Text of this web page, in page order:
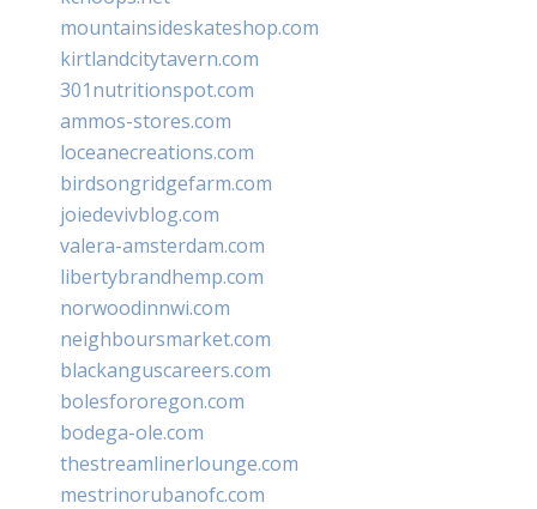
mountainsideskateshop.com
kirtlandcitytavern.com
301nutritionspot.com
ammos-stores.com
loceanecreations.com
birdsongridgefarm.com
joiedevivblog.com
valera-amsterdam.com
libertybrandhemp.com
norwoodinnwi.com
neighboursmarket.com
blackanguscareers.com
bolesfororegon.com
bodega-ole.com
thestreamlinerlounge.com
mestrinorubanofc.com